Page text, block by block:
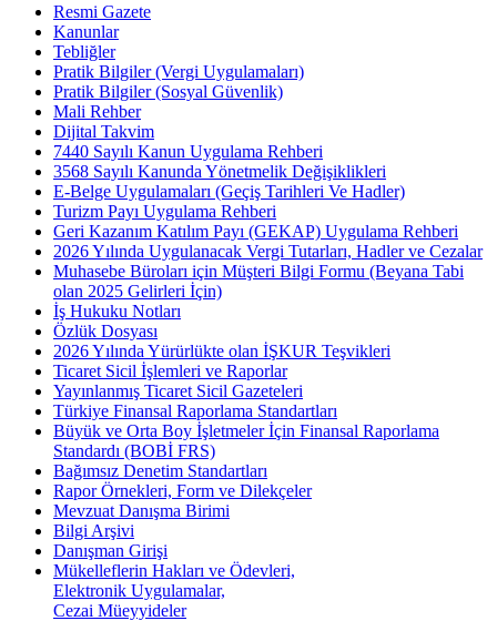
Resmi Gazete
Kanunlar
Tebliğler
Pratik Bilgiler (Vergi Uygulamaları)
Pratik Bilgiler (Sosyal Güvenlik)
Mali Rehber
Dijital Takvim
7440 Sayılı Kanun Uygulama Rehberi
3568 Sayılı Kanunda Yönetmelik Değişiklikleri
E-Belge Uygulamaları (Geçiş Tarihleri Ve Hadler)
Turizm Payı Uygulama Rehberi
Geri Kazanım Katılım Payı (GEKAP) Uygulama Rehberi
2026 Yılında Uygulanacak Vergi Tutarları, Hadler ve Cezalar
Muhasebe Büroları için Müşteri Bilgi Formu (Beyana Tabi
olan 2025 Gelirleri İçin)
İş Hukuku Notları
Özlük Dosyası
2026 Yılında Yürürlükte olan İŞKUR Teşvikleri
Ticaret Sicil İşlemleri ve Raporlar
Yayınlanmış Ticaret Sicil Gazeteleri
Türkiye Finansal Raporlama Standartları
Büyük ve Orta Boy İşletmeler İçin Finansal Raporlama
Standardı (BOBİ FRS)
Bağımsız Denetim Standartları
Rapor Örnekleri, Form ve Dilekçeler
Mevzuat Danışma Birimi
Bilgi Arşivi
Danışman Girişi
Mükelleflerin Hakları ve Ödevleri,
Elektronik Uygulamalar,
Cezai Müeyyideler